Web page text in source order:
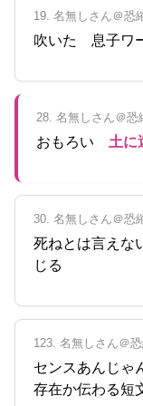
19. 名無しさん＠恐
吹いた 息子ワ
28. 名無しさん＠恐
おもろい 土に
30. 名無しさん＠恐
死ねとは言えな
じる
123. 名無しさん＠
センスあんじ
存在か伝わる短